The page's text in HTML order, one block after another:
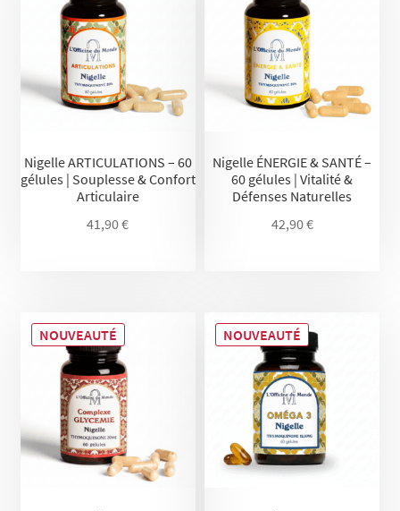
Nigelle ARTICULATIONS – 60
gélules | Souplesse & Confort
Articulaire
41,90€
Nigelle ÉNERGIE & SANTÉ –
60 gélules | Vitalité &
Défenses Naturelles
42,90€
NOUVEAUTÉ NOUVEAUTÉ